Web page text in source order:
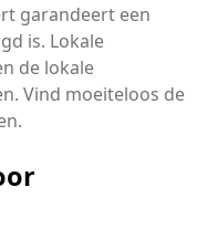
garandeert een
is. Lokale
de lokale
Vind moeiteloos de